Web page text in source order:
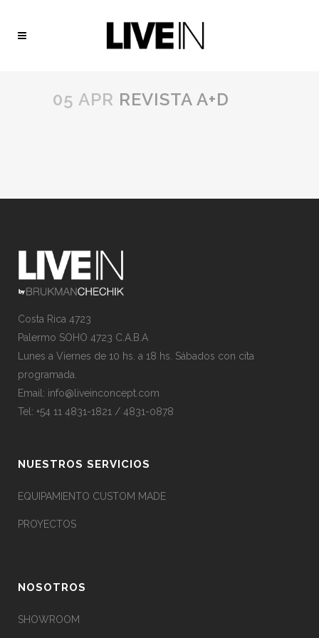
05 APR REVISTA A+D
Costa Rica 4723
Palermo SOHO 4723 C.A.B.A
Lunes a Viernes de 10 hs. a 18 hs. Sábados con cita
programada.
Email: info@liveinconcept.com
Tel: +54 11 4831-1821 / 4831-0878
NUESTROS SERVICIOS
EQUIPAMIENTO CUSTOM MADE
PROYECTOS
NOSOTROS
SHOWROOM